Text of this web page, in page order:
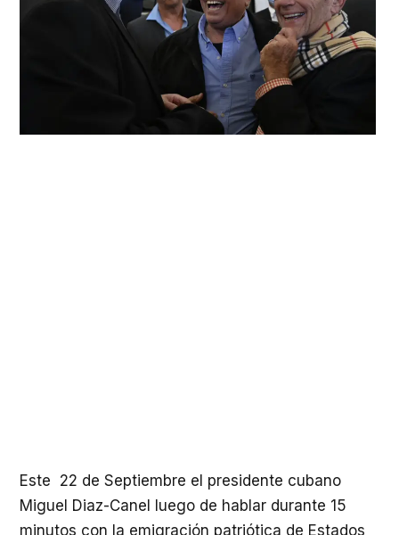
Este 22 de Septiembre el presidente cubano
Miguel Diaz-Canel luego de hablar durante 15
minutos con la emigración patriótica de Estados